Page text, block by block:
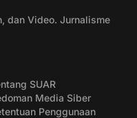
dan Video. Jurnalisme
SUAR
Media Siber
Penggunaan